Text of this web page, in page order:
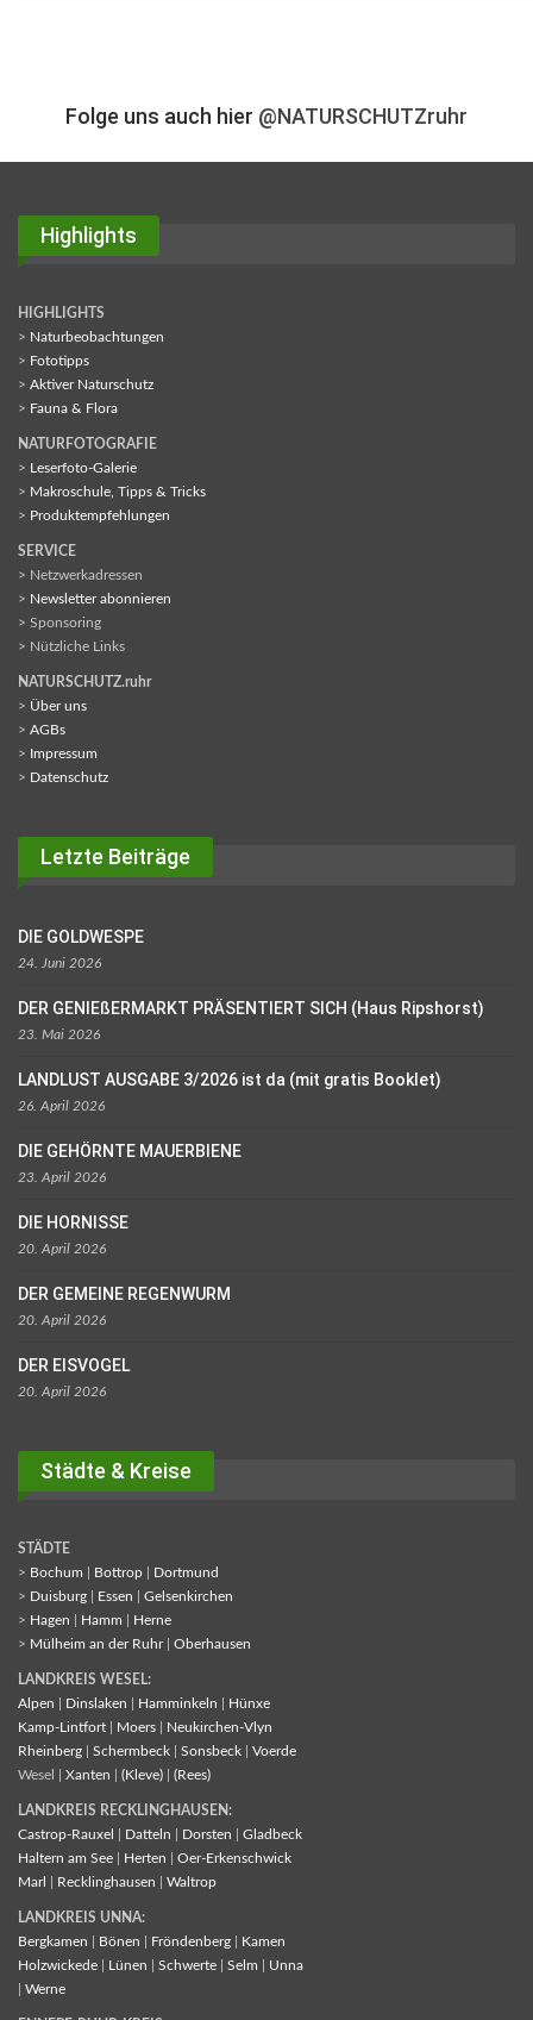
Folge uns auch hier @NATURSCHUTZruhr
Highlights
HIGHLIGHTS
> Naturbeobachtungen
> Fototipps
> Aktiver Naturschutz
> Fauna & Flora
NATURFOTOGRAFIE
> Leserfoto-Galerie
> Makroschule, Tipps & Tricks
> Produktempfehlungen
SERVICE
> Netzwerkadressen
> Newsletter abonnieren
> Sponsoring
> Nützliche Links
NATURSCHUTZ.ruhr
> Über uns
> AGBs
> Impressum
> Datenschutz
Letzte Beiträge
DIE GOLDWESPE
24. Juni 2026
DER GENIEßERMARKT PRÄSENTIERT SICH (Haus Ripshorst)
23. Mai 2026
LANDLUST AUSGABE 3/2026 ist da (mit gratis Booklet)
26. April 2026
DIE GEHÖRNTE MAUERBIENE
23. April 2026
DIE HORNISSE
20. April 2026
DER GEMEINE REGENWURM
20. April 2026
DER EISVOGEL
20. April 2026
Städte & Kreise
STÄDTE
> Bochum Bottrop
Dortmund
> Duisburg Essen
Gelsenkirchen
> Hagen Hamm
Herne
> Mülheim an der Ruhr| Oberhausen
LANDKREIS WESEL:
Alpen
Dinslaken Hamminkeln
Hünxe
Kamp-Lintfort
Moers
Neukirchen-Vlyn
Rheinberg
Schermbeck Sonsbeck
Voerde
Wesel | Xanten (Kleve) (Rees)
LANDKREIS RECKLINGHAUSEN:
Castrop-Rauxel
Datteln Dorsten
Gladbeck
Haltern am See
Herten
Oer-Erkenschwick
Marl
Recklinghausen Waltrop
LANDKREIS UNNA:
Bergkamen
Bönen Fröndenberg
Kamen
Holzwickede
Lünen Schwerte Selm
Unna
Werne